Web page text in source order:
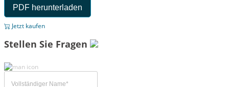
PDF herunterladen
Jetzt kaufen
Stellen Sie Fragen